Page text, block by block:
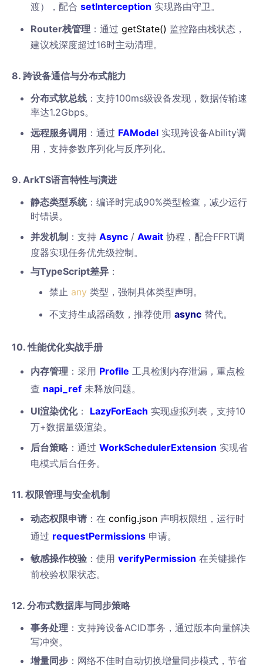
渡），配合 setInterception 实现路由守卫。
Router栈管理 ：通过 getState() 监控路由栈状态，
建议栈深度超过16时主动清理。
8. 跨设备通信与分布式能力
分布式软总线 ：支持100ms级设备发现，数据传输速
率达1.2Gbps。
远程服务调用 ：通过 FAModel 实现跨设备Ability调
用，支持参数序列化与反序列化。
9. ArkTS语言特性与演进
静态类型系统：编译时完成90%类型检查，减少运行
时错误。
并发机制 ：支持 Async / Await 协程，配合FFRT调
度器实现任务优先级控制。
与TypeScript差异 ：
禁止 any 类型，强制具体类型声明。
不支持生成器函数，推荐使用 async 替代。
10. 性能优化实战手册
内存管理 ：采用 Profile 工具检测内存泄漏，重点检
查 napi_ref 未释放问题。
UI渲染优化： LazyForEach 实现虚拟列表，支持10
万+数据量级渲染。
后台策略 ：通过 WorkSchedulerExtension 实现省
电模式后台任务。
11. 权限管理与安全机制
动态权限申请 ：在 config.json 声明权限组，运行时
通过 requestPermissions 申请。
敏感操作校验 ：使用 verifyPermission 在关键操作
前校验权限状态。
12. 分布式数据库与同步策略
事务处理 ：支持跨设备ACID事务，通过版本向量解决
写冲突。
增量同步 ：网络不佳时自动切换增量同步模式，节省